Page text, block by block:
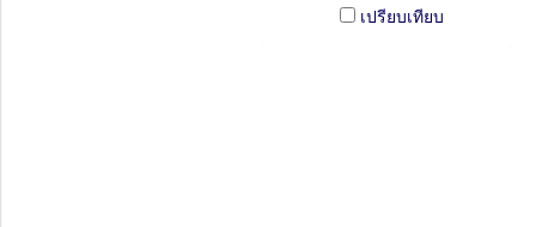
เปรียบเทียบ